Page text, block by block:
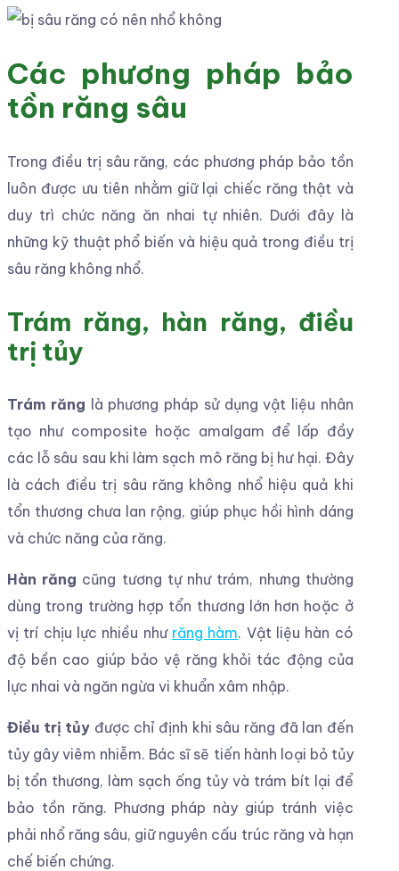
Các phương pháp bảo
tồn răng sâu
Trong điều trị sâu răng, các phương pháp bảo tồn
luôn được ưu tiên nhằm giữ lại chiếc răng thật và
duy trì chức năng ăn nhai tự nhiên. Dưới đây là
những kỹ thuật phổ biến và hiệu quả trong điều trị
sâu răng không nhổ.
Trám răng, hàn răng, điều
trị tủy
Trám răng là phương pháp sử dụng vật liệu nhân
tạo như composite hoặc amalgam để lấp đầy
các lỗ sâu sau khi làm sạch mô răng bị hư hại. Đây
là cách điều trị sâu răng không nhổ hiệu quả khi
tổn thương chưa lan rộng, giúp phục hồi hình dáng
và chức năng của răng.
Hàn răng cũng tương tự như trám, nhưng thường
dùng trong trường hợp tổn thương lớn hơn hoặc ở
vị trí chịu lực nhiều như răng hàm. Vật liệu hàn có
độ bền cao giúp bảo vệ răng khỏi tác động của
lực nhai và ngăn ngừa vi khuẩn xâm nhập.
Điều trị tủy được chỉ định khi sâu răng đã lan đến
tủy gây viêm nhiễm. Bác sĩ sẽ tiến hành loại bỏ tủy
bị tổn thương, làm sạch ống tủy và trám bít lại để
bảo tồn răng. Phương pháp này giúp tránh việc
phải nhổ răng sâu, giữ nguyên cấu trúc răng và hạn
chế biến chứng.